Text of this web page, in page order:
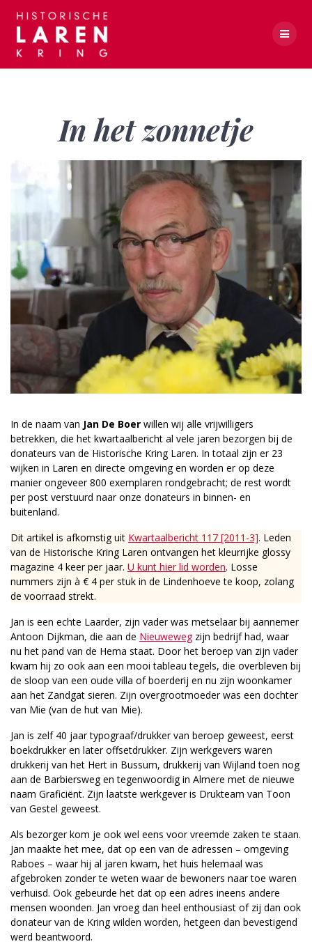
In het zonnetje
In de naam van Jan De Boer willen wij alle vrijwilligers
betrekken, die het kwartaalbericht al vele jaren bezorgen bij de
donateurs van de Historische Kring Laren. In totaal zijn er 23
wijken in Laren en directe omgeving en worden er op deze
manier ongeveer 800 exemplaren rondgebracht; de rest wordt
per post verstuurd naar onze donateurs in binnen- en
buitenland.
Dit artikel is afkomstig uit Kwartaalbericht 117 [2011-3]. Leden
van de Historische Kring Laren ontvangen het kleurrijke glossy
magazine 4 keer per jaar. U kunt hier lid worden. Losse
nummers zijn à € 4 per stuk in de Lindenhoeve te koop, zolang
de voorraad strekt.
Jan is een echte Laarder, zijn vader was metselaar bij aannemer
Antoon Dijkman, die aan de Nieuwewegzijn bedrijf had, waar
nu het pand van de Hema staat. Door het beroep van zijn vader
kwam hij zo ook aan een mooi tableau tegels, die overbleven bij
de sloop van een oude villa of boerderij en nu zijn woonkamer
aan het Zandgat sieren. Zijn overgrootmoeder was een dochter
van Mie (van de hut van Mie).
Jan is zelf 40 jaar typograaf/drukker van beroep geweest, eerst
boekdrukker en later offsetdrukker. Zijn werkgevers waren
drukkerij van het Hert in Bussum, drukkerij van Wijland toen nog
aan de Barbiersweg en tegenwoordig in Almere met de nieuwe
naam Graficiënt. Zijn laatste werkgever is Drukteam van Toon
van Gestel geweest.
Als bezorger kom je ook wel eens voor vreemde zaken te staan.
Jan maakte het mee, dat op een van de adressen – omgeving
Raboes – waar hij al jaren kwam, het huis helemaal was
afgebroken zonder te weten waar de bewoners naar toe waren
verhuisd. Ook gebeurde het dat op een adres ineens andere
mensen woonden. Jan vroeg dan heel enthousiast of zij dan ook
donateur van de Kring wilden worden, hetgeen dan bevestigend
werd beantwoord.